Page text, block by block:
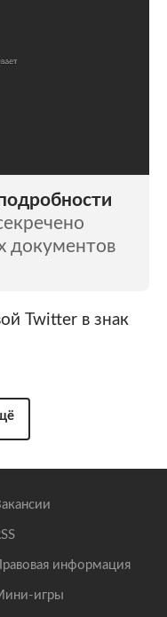
документов
Twitter в знак
Правовая информация
игры